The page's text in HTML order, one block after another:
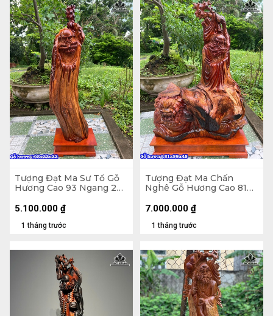
Tượng Đạt Ma Sư Tổ Gỗ
Hương Cao 93 Ngang 22
1 tháng trước
5.100.000 ₫
Tượng Đạt Ma Chấn
Nghê Gỗ Hương Cao 81
1 tháng trước
7.000.000 ₫